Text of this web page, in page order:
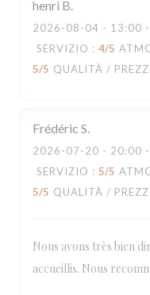
henri B
2026-08-04 - 13:00
SERVIZIO : 4/5
5/5 QUALITÀ /
Frédéric S
2026-07-20 - 20:00
SERVIZIO : 5/5
5/5 QUALITÀ /
Nous avons très bien
accueillis. Nous